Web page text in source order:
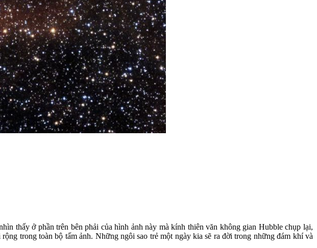
thấy ở phần trên bên phải của hình ảnh này mà kính thiên văn không gian Hubble chụp lại,
trong toàn bộ tấm ảnh. Những ngôi sao trẻ một ngày kia sẽ ra đời trong những đám khí và